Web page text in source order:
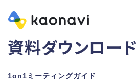
資料ダウンロード
1on1ミーティングガイド